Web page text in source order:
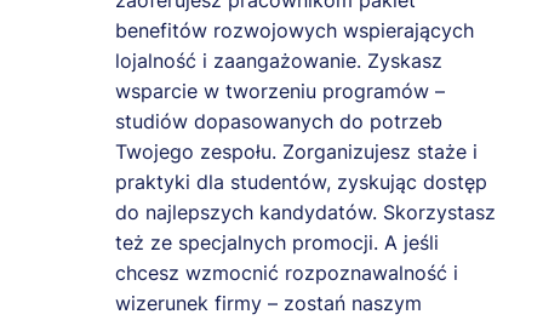
benefitów rozwojowych wspierających
lojalność i zaangażowanie. Zyskasz
wsparcie w tworzeniu programów –
studiów dopasowanych do potrzeb
Twojego zespołu. Zorganizujesz staże i
praktyki dla studentów, zyskując dostęp
do najlepszych kandydatów. Skorzystasz
też ze specjalnych promocji. A jeśli
chcesz wzmocnić rozpoznawalność i
wizerunek firmy – zostań naszym